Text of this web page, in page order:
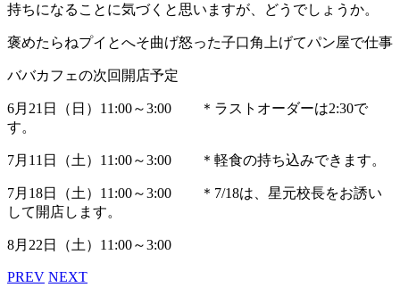
持ちになることに気づくと思いますが、どうでしょうか。
褒めたらねプイとへそ曲げ怒った子口角上げてパン屋で仕事
ババカフェの次回開店予定
6月21日（日）11:00～3:00 ＊ラストオーダーは2:30で
す。
7月11日（土）11:00～3:00 ＊軽食の持ち込みできます。
7月18日（土）11:00～3:00 ＊7/18は、星元校長をお誘い
して開店します。
8月22日（土）11:00～3:00
PREV NEXT